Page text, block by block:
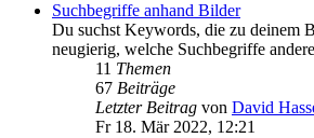
Suchbegriffe anhand Bilder
Du suchst Keywords, die zu deinem
neugierig, welche Suchbegriffe
11 Themen
67 Beiträge
Letzter Beitrag von David
Fr 18. Mär 2022, 12:21